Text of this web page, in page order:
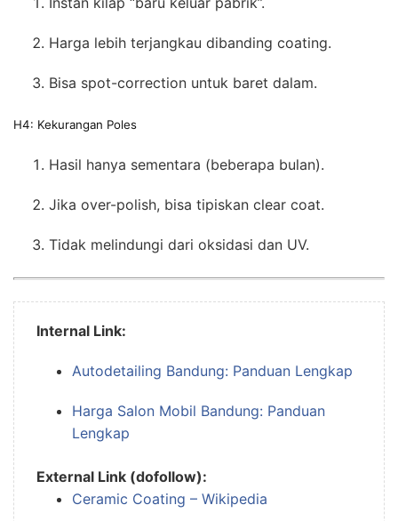
Harga lebih terjangkau dibanding coating.
Bisa spot-correction untuk baret dalam.
H4: Kekurangan Poles
Hasil hanya sementara (beberapa bulan).
Jika over-polish, bisa tipiskan clear coat.
Tidak melindungi dari oksidasi dan UV.
Internal Link:
Autodetailing Bandung: Panduan Lengkap
Harga Salon Mobil Bandung: Panduan
Lengkap
External Link (dofollow):
Ceramic Coating – Wikipedia